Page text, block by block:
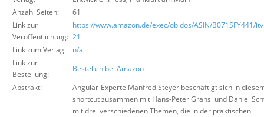
Anzahl Seiten:
61
Link zur
Veröffentlichung:
https://www.amazon.de/exec/obidos/ASIN/B071SFY441/
21
Link zum Verlag:
n/a
Link zur
Bestellung:
Bestellen bei Amazon
Abstrakt:
Angular-Experte Manfred Steyer beschäftigt sich in
shortcut zusammen mit Hans-Peter Grahsl und Daniel
mit drei verschiedenen Themen, die in der praktischen